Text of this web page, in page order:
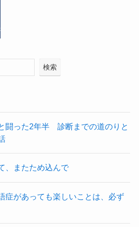
検索
闘った2年半 診断までの道のりと
、またため込んで
症があっても楽しいことは、必ず